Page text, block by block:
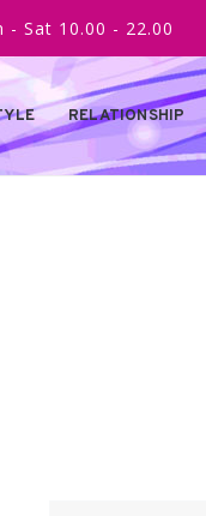
- Sat 10.00 - 22.00
RELATIONSHIP